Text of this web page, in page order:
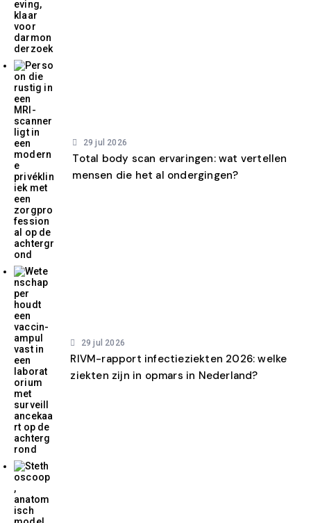
29 jul 2026
Total body scan ervaringen: wat vertellen
mensen die het al ondergingen?
29 jul 2026
RIVM-rapport infectieziekten 2026: welke
ziekten zijn in opmars in Nederland?